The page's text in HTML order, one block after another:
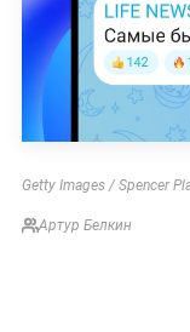
Getty Images / Spencer
Артур Белкин